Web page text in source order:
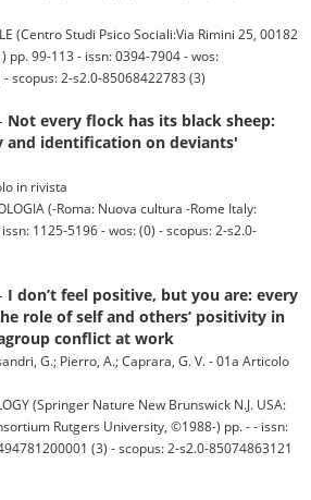
(Centro Studi Psico Sociali:Via Rimini 25, 00182
pp. 99-113 - issn: 0394-7904 - wos:
scopus: 2-s2.0-85068422783 (3)
Not every flock has its black sheep:
identification on deviants'
in rivista
(-Roma: Nuova cultura -Rome Italy:
1125-5196 - wos: (0) - scopus: 2-s2.0-
I don’t feel positive, but you are: every
role of self and others’ positivity in
conflict at work
G.; Pierro, A.; Caprara, G. V. - 01a Articolo
(Springer Nature New Brunswick N.J. USA:
Rutgers University, ©1988-) pp. - - issn:
(3) - scopus: 2-s2.0-85074863121